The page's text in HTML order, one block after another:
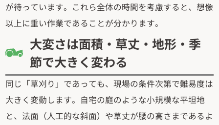
が待っています。これら全体の時間を考慮すると、想像
以上に重い作業であることが分かります。
大変さは面積・草丈・地形・季
節で大きく変わる
同じ「草刈り」であっても、現場の条件次第で難易度は
大きく変動します。自宅の庭のような小規模な平坦地
と、法面（人工的な斜面）や草丈が腰の高さまであるよ